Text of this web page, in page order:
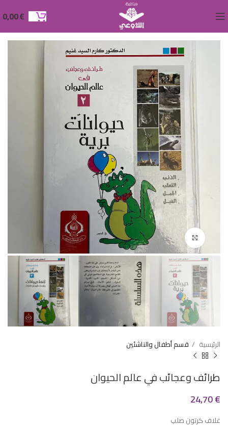
0,00€
Click to enlarge
الرئيسية قسم أطفال والناشئين
طرائف وعجائب في عالم الحيوان
24,70€
غلاف كرتون صلب